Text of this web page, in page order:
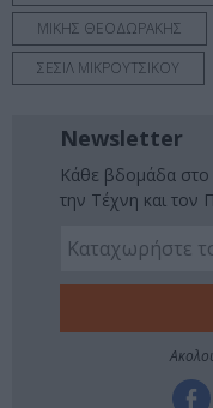
ΜΙΚΗΣ ΘΕΟΔΩΡΑΚΗΣ
ΣΕΣΙΛ ΜΙΚΡΟΥΤΣΙΚΟΥ
Newsletter
Κάθε βδομάδα στο
την Τέχνη και τον